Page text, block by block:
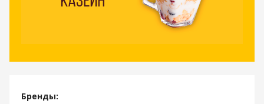
Бренды: